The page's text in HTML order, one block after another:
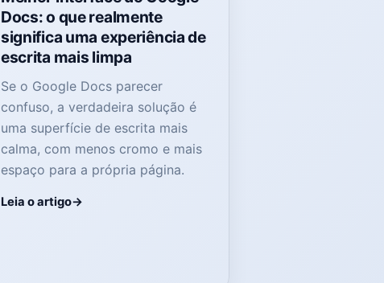
Docs: o que realmente
significa uma experiência de
escrita mais limpa
Se o Google Docs parecer
confuso, a verdadeira solução é
uma superfície de escrita mais
calma, com menos cromo e mais
espaço para a própria página.
Leia o artigo